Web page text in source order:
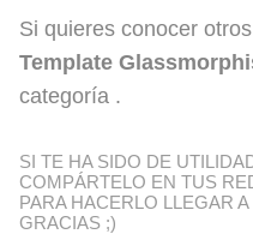
Si quieres conocer
Template
categoría .
SI TE HA SIDO DE
COMPÁRTELO EN TUS
PARA HACERLO LLEGAR
GRACIAS ;)